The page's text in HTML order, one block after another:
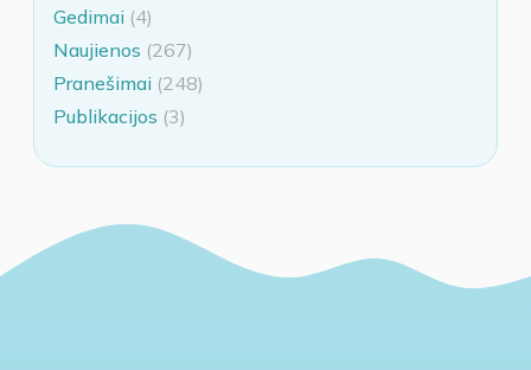
Gedimai (4)
Naujienos (267)
Pranešimai (248)
Publikacijos (3)